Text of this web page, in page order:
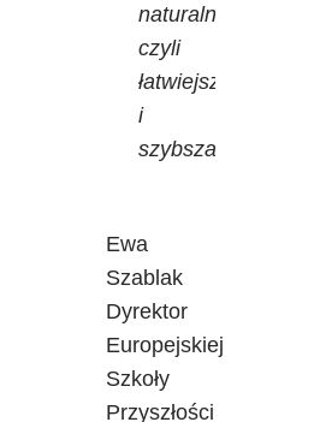
naturalna,
czyli
łatwiejsza
i
szybsza.”
Ewa
Szablak
Dyrektor
Europejskiej
Szkoły
Przyszłości